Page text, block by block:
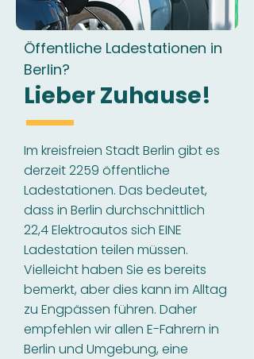
Öffentliche Ladestationen in
Berlin?
Lieber Zuhause!
Im kreisfreien Stadt Berlin gibt es
derzeit 2259 öffentliche
Ladestationen. Das bedeutet,
dass in Berlin durchschnittlich
22,4 Elektroautos sich EINE
Ladestation teilen müssen.
Vielleicht haben Sie es bereits
bemerkt, aber dies kann im Alltag
zu Engpässen führen. Daher
empfehlen wir allen E-Fahrern in
Berlin und Umgebung, eine